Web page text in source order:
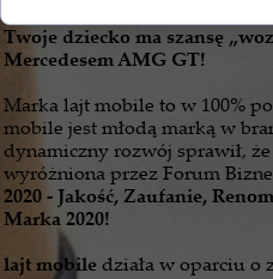
Twoje dziecko ma szansę
Mercedesem AMG GT!
Marka lajt mobile to w 100%
mobile jest młodą marką w
dynamiczny rozwój sprawił,
wyróżniona przez Forum
2020 - Jakość, Zaufanie,
Marka 2020!
lajt mobiledziała w oparciu o